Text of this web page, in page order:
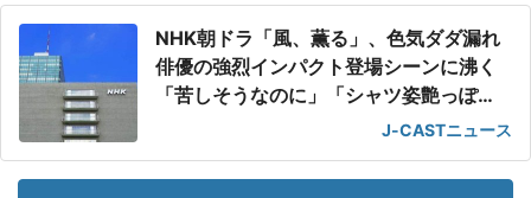
NHK朝ドラ「風、薫る」、色気ダダ漏れ
俳優の強烈インパクト登場シーンに沸く
「苦しそうなのに」「シャツ姿艶っぽ
J-CASTニュース